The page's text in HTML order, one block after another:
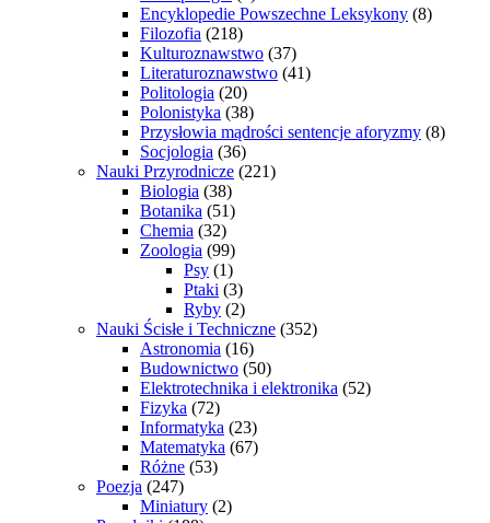
Encyklopedie Powszechne Leksykony (8)
Filozofia (218)
Kulturoznawstwo (37)
Literaturoznawstwo (41)
Politologia (20)
Polonistyka (38)
Przysłowia mądrości sentencje aforyzmy (8)
Socjologia (36)
Nauki Przyrodnicze (221)
Biologia (38)
Botanika (51)
Chemia (32)
Zoologia (99)
Psy (1)
Ptaki (3)
Ryby (2)
Nauki Ścisłe i Techniczne (352)
Astronomia (16)
Budownictwo (50)
Elektrotechnika i elektronika (52)
Fizyka (72)
Informatyka (23)
Matematyka (67)
Różne (53)
Poezja (247)
Miniatury (2)